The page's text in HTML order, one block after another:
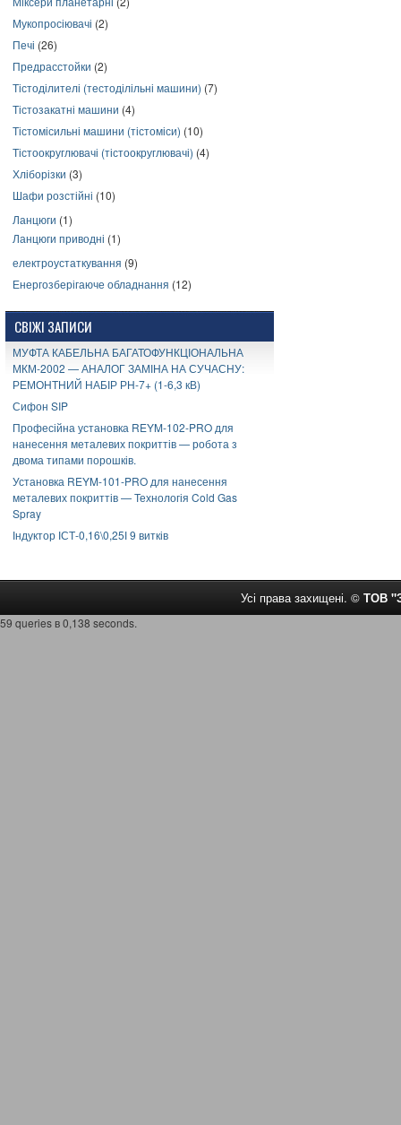
Мукопросіювачі (2)
Печі (26)
Предрасстойки (2)
Тістоділителі (тестоділільні машини) (7)
Тістозакатні машини (4)
Тістомісильні машини (тістоміси) (10)
Тістоокруглювачі (тістоокруглювачі) (4)
Хліборізки (3)
Шафи розстійні (10)
Ланцюги (1)
Ланцюги приводні (1)
електроустаткування (9)
Енергозберігаюче обладнання (12)
СВІЖІ ЗАПИСИ
МУФТА КАБЕЛЬНА БАГАТОФУНКЦІОНАЛЬНА
МКМ-2002 — АНАЛОГ ЗАМІНА НА СУЧАСНУ:
РЕМОНТНИЙ НАБІР РН-7+ (1-6,3 кВ)
Сифон SIP
Професійна установка REYM-102-PRO для
нанесення металевих покриттів — робота з
двома типами порошків.
Установка REYM-101-PRO для нанесення
металевих покриттів — Технологія Cold Gas
Spray
Індуктор ІСТ-0,16\0,25І 9 витків
Усі права захищені. © ТОВ
59 queries в 0,138 seconds.